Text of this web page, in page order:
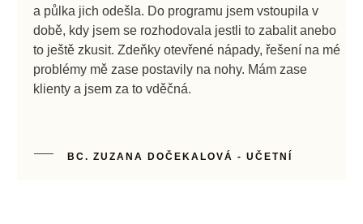
a půlka jich odešla. Do programu jsem vstoupila v
době, kdy jsem se rozhodovala jestli to zabalit anebo
to ještě zkusit. Zdeňky otevřené nápady, řešení na mé
problémy mě zase postavily na nohy. Mám zase
klienty a jsem za to vděčná.
BC. ZUZANA DOČEKALOVÁ - UČETNÍ